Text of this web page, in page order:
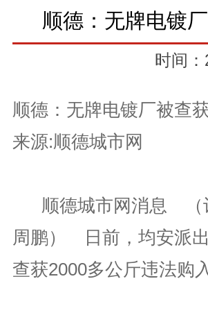
顺德：无牌电镀
时间
顺德：无牌电镀厂被查
来源:顺德城市网
顺德城市网消息 （
周鹏） 日前，均安派
查获2000多公斤违法购